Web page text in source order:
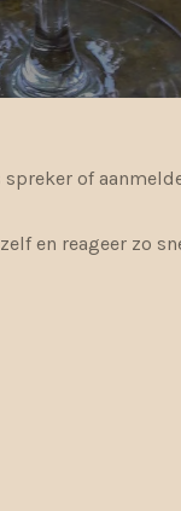
of
en reageer zo